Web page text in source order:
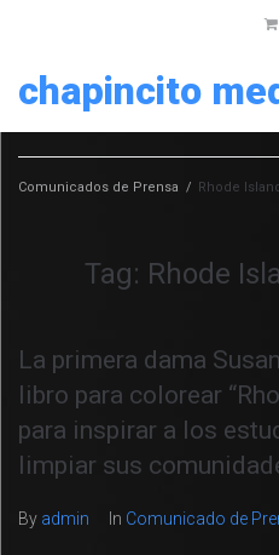
chapincito
Comunicados de Prensa / Rhode
Tag: Rhode
La primera dama
libro para colorear
para inspirar a los
limpiar sus
By admin In Comunicado de